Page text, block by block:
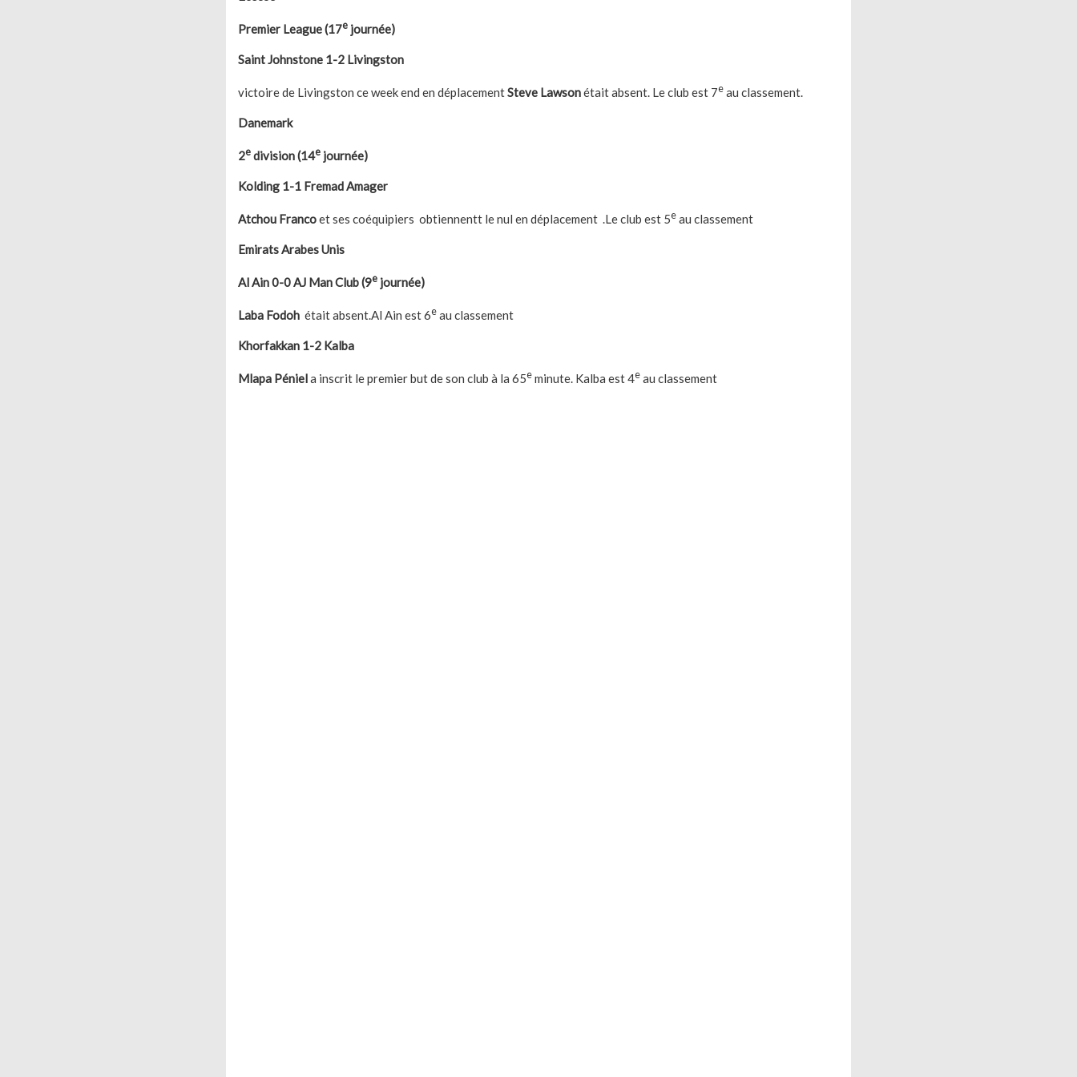
Premier League (17e journée)
Saint Johnstone 1-2 Livingston
victoire de Livingston ce week end en déplacementSteve Lawsonétait absent. Le club est 7e au classement.
Danemark
2e division (14e journée)
Kolding 1-1 Fremad Amager
Atchou Francoet ses coéquipiers obtiennentt le nul en déplacement .Le club est 5e au classement
Emirats Arabes Unis
Al Ain 0-0 AJ Man Club (9e journée)
Laba Fodoh était absent.Al Ain est 6e au classement
Khorfakkan 1-2 Kalba
Mlapa Péniela inscrit le premier but de son club à la 65e minute. Kalba est 4e au classement